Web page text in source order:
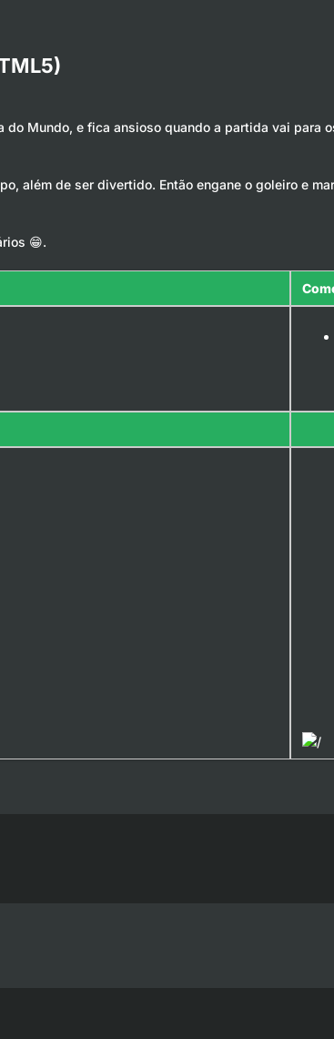
Mundo, e fica ansioso quando a partida vai para
além de ser divertido. Então engane o goleiro e
😁.